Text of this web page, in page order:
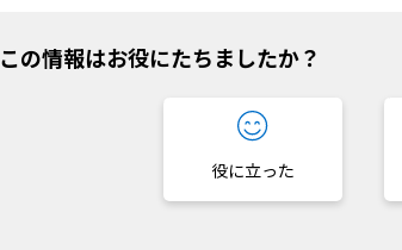
この情報はお役にたちましたか？
役に立った